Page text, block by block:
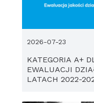
KATEGORIA A+
EWALUACJI
LATACH 2022-
2026-07-23